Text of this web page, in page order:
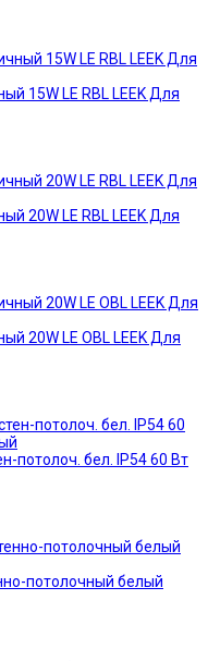
15W LE RBL LEEK Для
20W LE RBL LEEK Для
20W LE OBL LEEK Для
потолоч. бел. IP54 60 Вт
потолочный белый